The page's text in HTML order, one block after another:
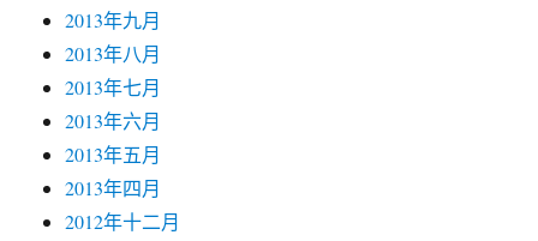
2013年九月
2013年八月
2013年七月
2013年六月
2013年五月
2013年四月
2012年十二月